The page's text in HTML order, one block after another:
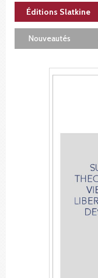
Éditions Slatkine
Nouveautés